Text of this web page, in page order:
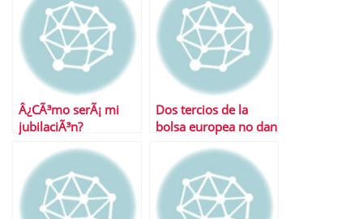
Â¿CÃ³mo serÃ¡ mi
jubilaciÃ³n?
Dos tercios de la
bolsa europea no dan